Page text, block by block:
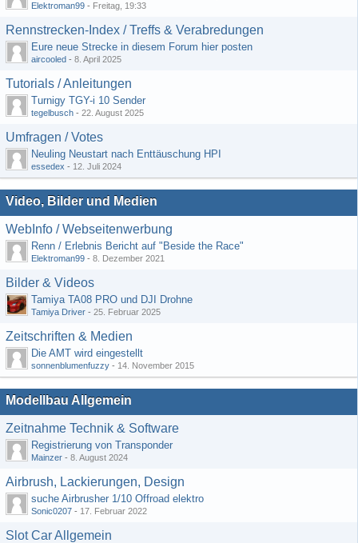
Elektroman99 - Freitag, 19:33
Rennstrecken-Index / Treffs & Verabredungen
Eure neue Strecke in diesem Forum hier posten
aircooled - 8. April 2025
Tutorials / Anleitungen
Turnigy TGY-i 10 Sender
tegelbusch - 22. August 2025
Umfragen / Votes
Neuling Neustart nach Enttäuschung HPI
essedex - 12. Juli 2024
Video, Bilder und Medien
WebInfo / Webseitenwerbung
Renn / Erlebnis Bericht auf "Beside the Race"
Elektroman99 - 8. Dezember 2021
Bilder & Videos
Tamiya TA08 PRO und DJI Drohne
Tamiya Driver - 25. Februar 2025
Zeitschriften & Medien
Die AMT wird eingestellt
sonnenblumenfuzzy - 14. November 2015
Modellbau Allgemein
Zeitnahme Technik & Software
Registrierung von Transponder
Mainzer - 8. August 2024
Airbrush, Lackierungen, Design
suche Airbrusher 1/10 Offroad elektro
Sonic0207 - 17. Februar 2022
Slot Car Allgemein